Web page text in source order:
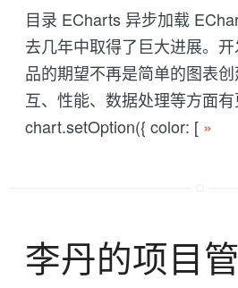
目录 ECharts 异步加载
去几年中取得了巨大进展。
品的期望不再是简单的图表
互、性能、数据处理等方面有
chart.setOption({ color: [ »
李丹的项目